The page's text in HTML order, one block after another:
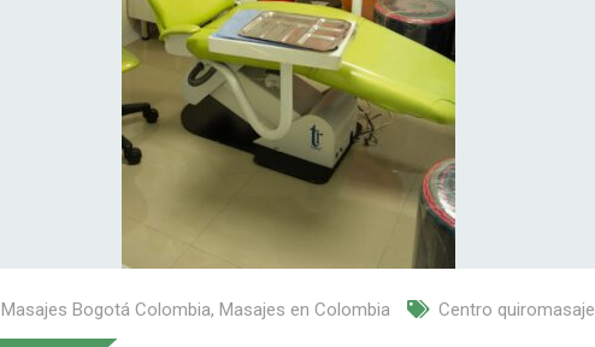
Masajes Bogotá Colombia, Masajes en Colombia Centro quiromasaje